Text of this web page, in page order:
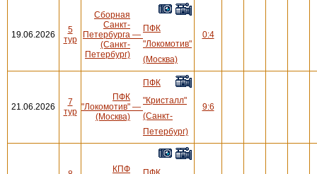
19.06.2026
5
тур
Сборная
Санкт-
Петербурга
(Санкт-
Петербург)
—
ПФК
"Локомотив"
(Москва)
0:4
21.06.2026
7
тур
ПФК
"Локомотив"
(Москва)
—
ПФК
"Кристалл"
(Санкт-
Петербург)
9:6
КПФ